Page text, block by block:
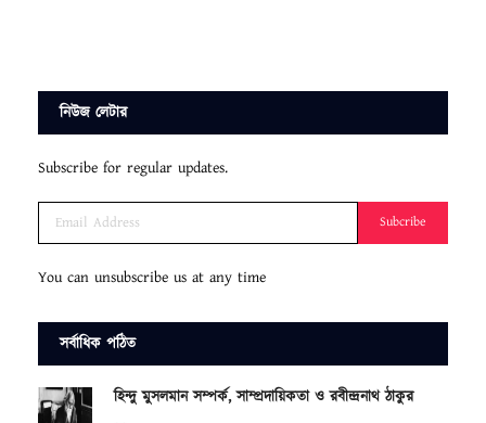
নিউজ লেটার
Subscribe for regular updates.
Subcribe
You can unsubscribe us at any time
সর্বাধিক পঠিত
হিন্দু মুসলমান সম্পর্ক, সাম্প্রদায়িকতা ও রবীন্দ্রনাথ ঠাকুর